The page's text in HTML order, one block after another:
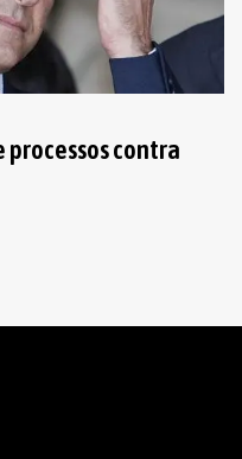
processos contra